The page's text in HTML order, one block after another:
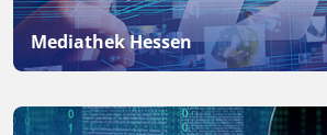
Mediathek Hessen